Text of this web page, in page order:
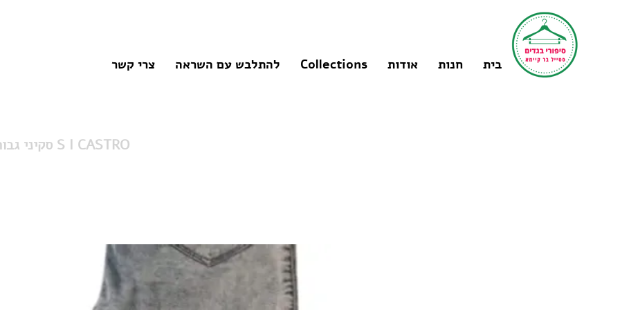
בית חנות אודות Collections להתלבש עם השראה צרי קשר
סקיני גבוה ווש מלא שיק S I CASTRO